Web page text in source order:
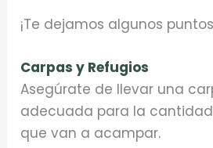
¡Te dejamos algunos
Carpas y Refugios
Asegúrate de llevar una
adecuada para la
que van a acampar.